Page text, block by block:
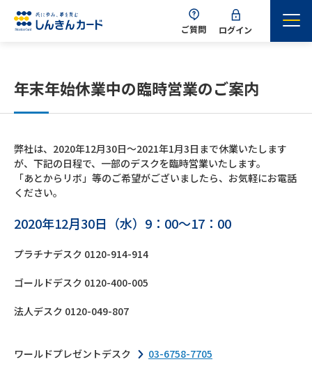
ご質問 ログイン
年末年始休業中の臨時営業のご案内
弊社は、2020年12月30日～2021年1月3日まで休業いたします
が、下記の日程で、一部のデスクを臨時営業いたします。
「あとからリボ」等のご希望がございましたら、お気軽にお電話
ください。
2020年12月30日（水）9：00～17：00
プラチナデスク 0120-914-914
ゴールドデスク 0120-400-005
法人デスク 0120-049-807
ワールドプレゼントデスク 03-6758-7705